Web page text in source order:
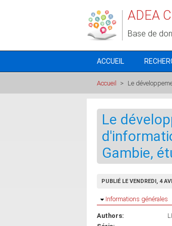
ADEA
Base de
ACCUEIL
Accueil > Le
Le
Gambie,
PUBLIÉ LE VENDREDI, 4
Masquer
Informations générales
Authors: